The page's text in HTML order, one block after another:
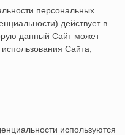
персональных
действует в
данный Cайт может
Cайта,
используются